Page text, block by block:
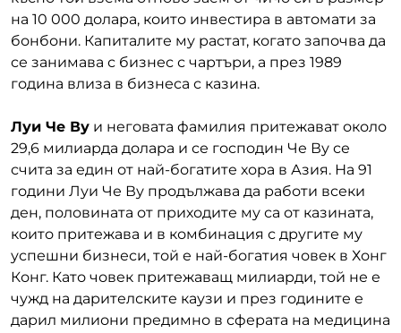
на 10 000 долара, които инвестира в автомати за
бонбони. Капиталите му растат, когато започва да
се занимава с бизнес с чартъри, а през 1989
година влиза в бизнеса с казина.
Луи Че Ву и неговата фамилия притежават около
29,6 милиарда долара и се господин Че Ву се
счита за един от най-богатите хора в Азия. На 91
години Луи Че Ву продължава да работи всеки
ден, половината от приходите му са от казината,
които притежава и в комбинация с другите му
успешни бизнеси, той е най-богатия човек в Хонг
Конг. Като човек притежаващ милиарди, той не е
чужд на дарителските каузи и през годините е
дарил милиони предимно в сферата на медицина